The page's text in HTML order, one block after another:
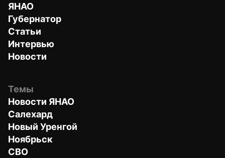
ЯНАО
Губернатор
Статьи
Интервью
Новости
Темы
Новости ЯНАО
Салехард
Новый Уренгой
Ноябрьск
СВО